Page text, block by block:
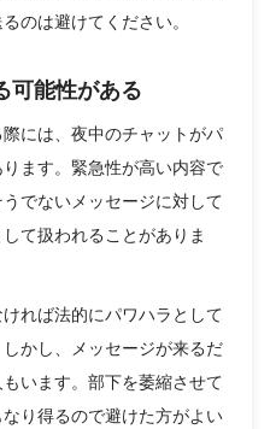
のは避けてください。
能性がある
には、夜中のチャットがパ
ます。緊急性が高い内容で
でないメッセージに対して
て扱われることがありま
れば法的にパワハラとして
かし、メッセージが来るだ
います。部下を萎縮させて
り得るので避けた方がよい